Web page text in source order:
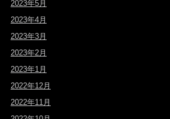
2023年5月
2023年4月
2023年3月
2023年2月
2023年1月
2022年12月
2022年11月